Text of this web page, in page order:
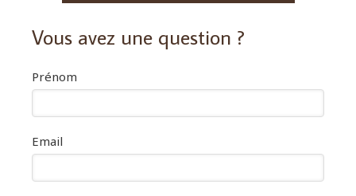
Vous avez une question ?
Prénom
Email